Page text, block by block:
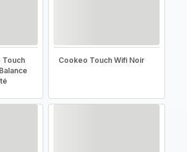
Touch
Cookeo Touch Wifi Noir